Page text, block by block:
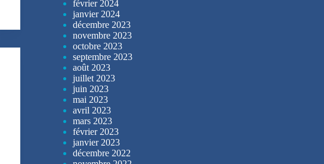
février 2024
janvier 2024
décembre 2023
novembre 2023
octobre 2023
septembre 2023
août 2023
juillet 2023
juin 2023
mai 2023
avril 2023
mars 2023
février 2023
janvier 2023
décembre 2022